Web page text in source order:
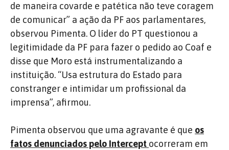
de maneira covarde e patética não teve coragem
de comunicar” a ação da PF aos parlamentares,
observou Pimenta. O líder do PT questionou a
legitimidade da PF para fazer o pedido ao Coaf e
disse que Moro está instrumentalizando a
instituição. “Usa estrutura do Estado para
constranger e intimidar um profissional da
imprensa”, afirmou.
Pimenta observou que uma agravante é que os
fatos denunciados pelo Intercept ocorreram em